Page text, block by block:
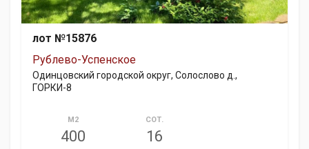
лот №15876
Рублево-Успенское
Одинцовский городской округ, Солослово д.,
ГОРКИ-8
М2
400
СОТ.
16